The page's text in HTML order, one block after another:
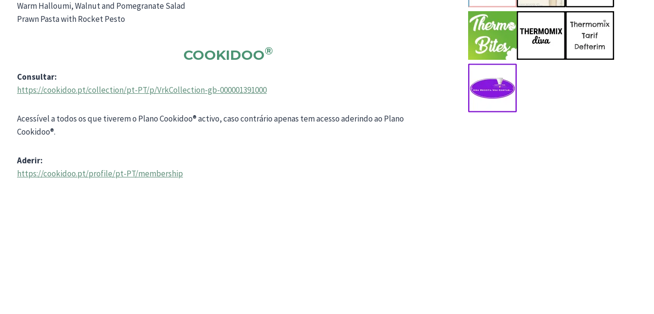
Warm Halloumi, Walnut and Pomegranate Salad
Prawn Pasta with Rocket Pesto
COOKIDOO®
Consultar:
https://cookidoo.pt/collection/pt-PT/p/VrkCollection-gb-000001391000
Acessível a todos os que tiverem o Plano Cookidoo® activo, caso contrário apenas tem acesso aderindo ao Plano
Cookidoo®.
Aderir:
https://cookidoo.pt/profile/pt-PT/membership